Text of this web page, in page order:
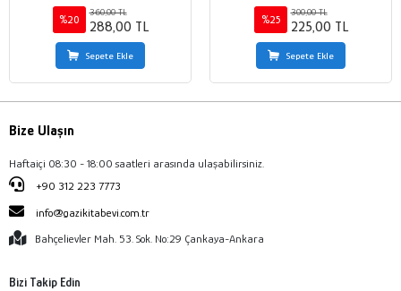
%20
360,00 TL
288,00 TL
Sepete Ekle
%25
300,00 TL
225,00 TL
Sepete Ekle
Bize Ulaşın
Haftaiçi 08:30 - 18:00 saatleri arasında ulaşabilirsiniz.
+90 312 223 7773
info@gazikitabevi.com.tr
Bahçelievler Mah. 53. Sok. No:29 Çankaya-Ankara
Bizi Takip Edin